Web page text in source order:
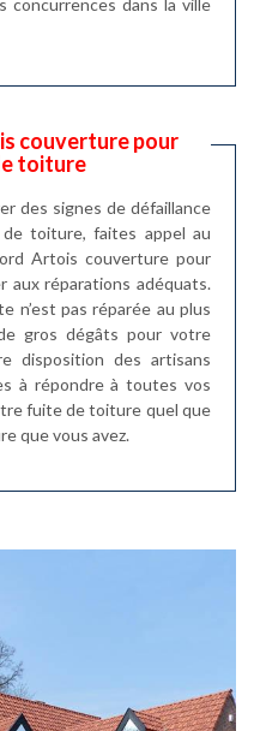
couverture pour
toiture
des signes de défaillance
toiture, faites appel au
Artois couverture pour
réparations adéquats.
n’est pas réparée au plus
gros dégâts pour votre
disposition des artisans
à répondre à toutes vos
fuite de toiture quel que
que vous avez.